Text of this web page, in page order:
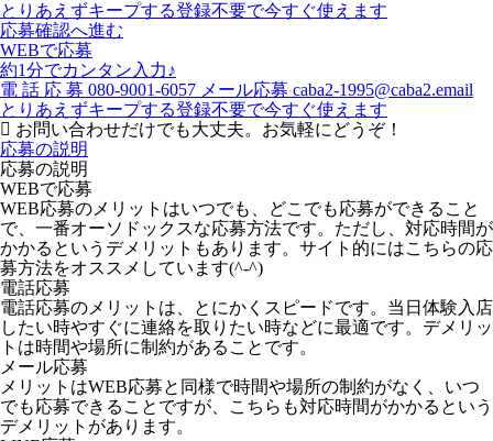
とりあえずキープする登録不要で今すぐ使えます
応募確認へ進む
WEBで応募
約1分でカンタン入力♪
電 話 応 募 080-9001-6057 メール応募 caba2-1995@caba2.email
とりあえずキープする登録不要で今すぐ使えます
お問い合わせだけでも大丈夫。お気軽にどうぞ！
応募の説明
応募の説明
WEBで応募
WEB応募のメリットはいつでも、どこでも応募ができること
で、一番オーソドックスな応募方法です。ただし、対応時間が
かかるというデメリットもあります。サイト的にはこちらの応
募方法をオススメしています(^-^)
電話応募
電話応募のメリットは、とにかくスピードです。当日体験入店
したい時やすぐに連絡を取りたい時などに最適です。デメリッ
トは時間や場所に制約があることです。
メール応募
メリットはWEB応募と同様で時間や場所の制約がなく、いつ
でも応募できることですが、こちらも対応時間がかかるという
デメリットがあります。